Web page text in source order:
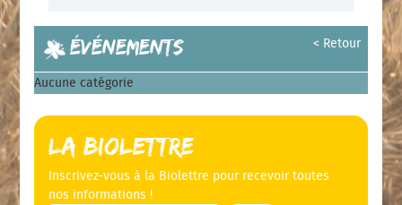
Navigation des articles < Retour
Événements
Aucune catégorie
La Biolettre
Inscrivez-vous à la Biolettre pour recevoir toutes
nos informations !